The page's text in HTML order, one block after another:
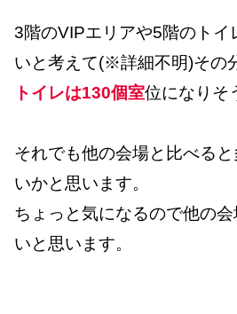
3階のVIPエリアや5階のトイ
いと考えて(※詳細不明)その
トイレは130個室位になりそ
それでも他の会場と比べる
いかと思います。
ちょっと気になるので他の
いと思います。